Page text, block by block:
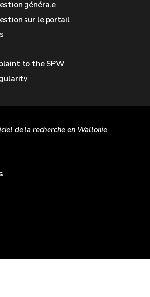
générale
sur le portail
to the SPW
de la recherche en Wallonie